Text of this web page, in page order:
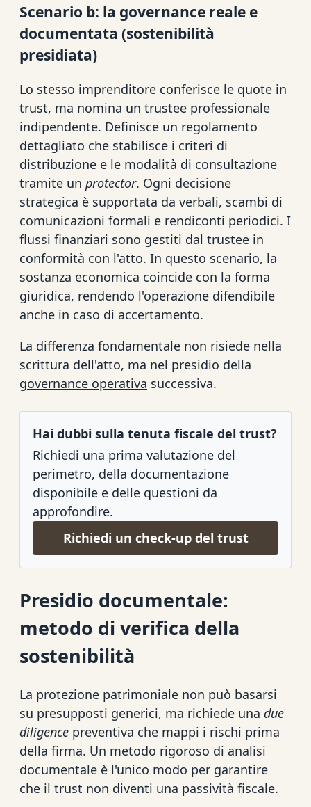
Scenario b: la governance reale e
documentata (sostenibilità
presidiata)
Lo stesso imprenditore conferisce le quote in
trust, ma nomina un trustee professionale
indipendente. Definisce un regolamento
dettagliato che stabilisce i criteri di
distribuzione e le modalità di consultazione
tramite un protector. Ogni decisione
strategica è supportata da verbali, scambi di
comunicazioni formali e rendiconti periodici. I
flussi finanziari sono gestiti dal trustee in
conformità con l'atto. In questo scenario, la
sostanza economica coincide con la forma
giuridica, rendendo l'operazione difendibile
anche in caso di accertamento.
La differenza fondamentale non risiede nella
scrittura dell'atto, ma nel presidio della
governance operativa successiva.
Hai dubbi sulla tenuta fiscale del trust?
Richiedi una prima valutazione del
perimetro, della documentazione
disponibile e delle questioni da
approfondire.
Richiedi un check-up del trust
Presidio documentale:
metodo di verifica della
sostenibilità
La protezione patrimoniale non può basarsi
su presupposti generici, ma richiede una due
diligence preventiva che mappi i rischi prima
della firma. Un metodo rigoroso di analisi
documentale è l'unico modo per garantire
che il trust non diventi una passività fiscale.